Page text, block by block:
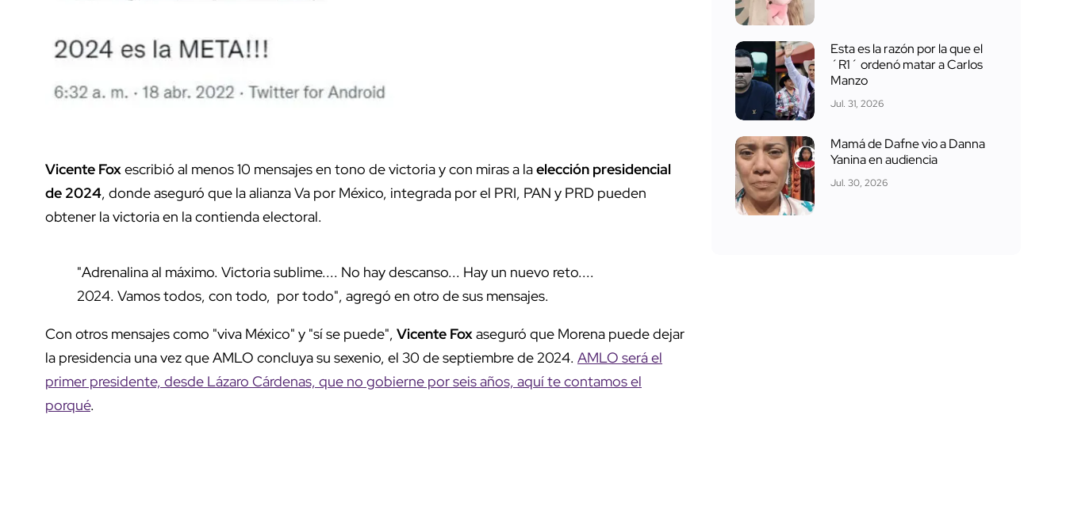
Vicente Foxescribió al menos 10 mensajes en tono de victoria y con miras a laelección presidencial
de 2024, donde aseguró que la alianza Va por México, integrada por el PRI, PAN y PRD pueden
obtener la victoria en la contienda electoral.
"Adrenalina al máximo. Victoria sublime.... No hay descanso... Hay un nuevo reto....
2024. Vamos todos, con todo, por todo", agregó en otro de sus mensajes.
Con otros mensajes como "viva México" y "sí se puede", Vicente Foxaseguró que Morena puede dejar
la presidencia una vez que AMLO concluya su sexenio, el 30 de septiembre de 2024. AMLO será el
primer presidente, desde Lázaro Cárdenas, que no gobierne por seis años, aquí te contamos el
porqué.
Esta es la razón por la que el
´R1´ ordenó matar a Carlos
Manzo
Jul. 31, 2026
Mamá de Dafne vio a Danna
Yanina en audiencia
Jul. 30, 2026